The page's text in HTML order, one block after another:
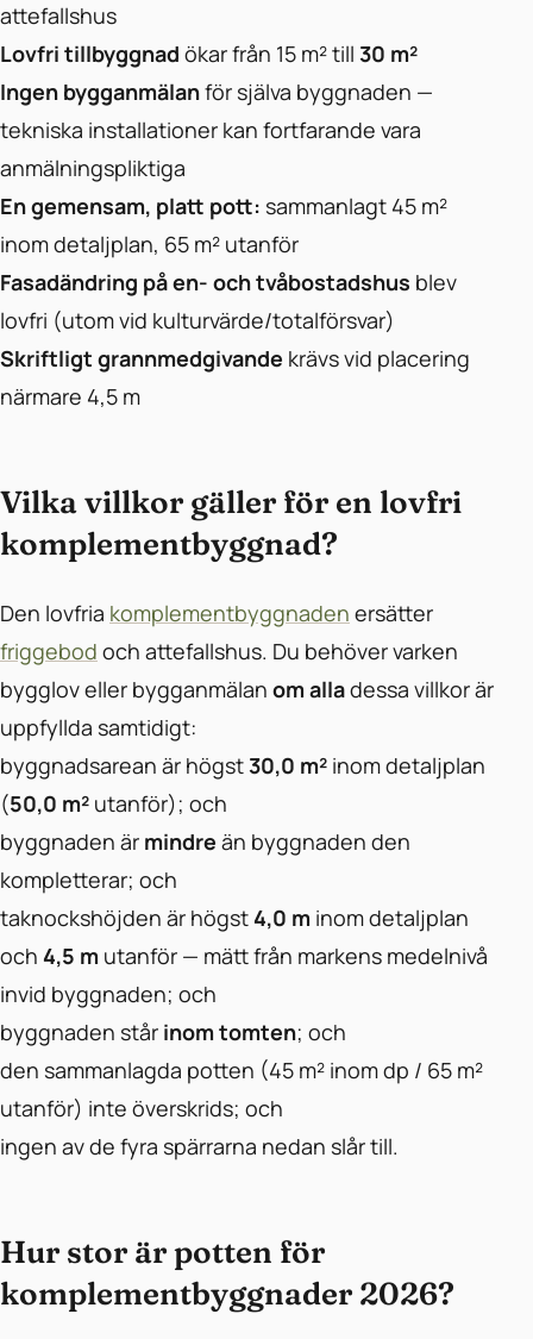
attefallshus
Lovfri tillbyggnad ökar från 15 m² till 30 m²
Ingen bygganmälanför själva byggnaden —
tekniska installationer kan fortfarande vara
anmälningspliktiga
En gemensam, platt pott: sammanlagt 45 m²
inom detaljplan, 65 m² utanför
Fasadändring på en- och tvåbostadshus blev
lovfri (utom vid kulturvärde/totalförsvar)
Skriftligt grannmedgivande krävs vid placering
närmare 4,5 m
Vilka villkor gäller för en lovfri
komplementbyggnad?
Den lovfria komplementbyggnaden ersätter
friggebod och attefallshus. Du behöver varken
bygglov eller bygganmälan om alladessa villkor är
uppfyllda samtidigt:
byggnadsarean är högst30,0 m² inom detaljplan
(50,0 m² utanför); och
byggnaden är mindre än byggnaden den
kompletterar; och
taknockshöjden är högst 4,0 m inom detaljplan
och 4,5 m utanför — mätt från markens medelnivå
invid byggnaden; och
byggnaden står inom tomten; och
den sammanlagda potten (45 m² inom dp / 65 m²
utanför) inte överskrids; och
ingen av de fyra spärrarna nedan slår till.
Hur stor är potten för
komplementbyggnader 2026?